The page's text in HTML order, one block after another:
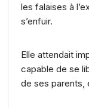
les falaises à
s’enfuir.
Elle attendait
capable de se
de ses parents,